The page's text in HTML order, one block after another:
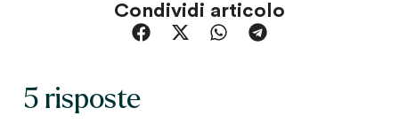
Condividi articolo
5 risposte